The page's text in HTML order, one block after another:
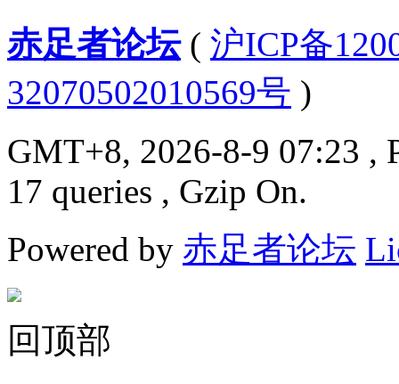
赤足者论坛( 沪ICP备
32070502010569号 )
GMT+8, 2026-8-9 07:23 ,
17 queries , Gzip On.
Powered by 赤足者论坛
回顶部